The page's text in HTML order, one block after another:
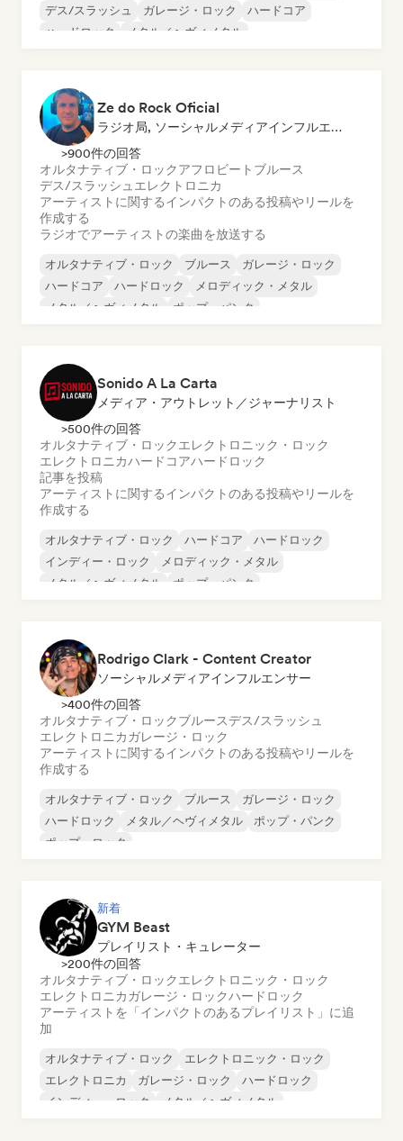
デス/スラッシュ
ガレージ・ロック
ハードコア
ハードロック
メタル／ヘヴィメタル
Ze do Rock Oficial
ラジオ局, ソーシャルメディアインフルエンサー
>900件の回答
オルタナティブ・ロックアフロビート ブルース
デス/スラッシュ エレクトロニカ
アーティストに関するインパクトのある投稿やリールを
作成する
ラジオでアーティストの楽曲を放送する
オルタナティブ・ロック ブルース
ガレージ・ロック
ハードコア
ハードロック
メロディック・メタル
メタル／ヘヴィメタル
ポップ・パンク
Sonido A La Carta
メディア・アウトレット／ジャーナリスト
>500件の回答
オルタナティブ・ロックエレクトロニック・ロック
エレクトロニカハードコアハードロック
記事を投稿
アーティストに関するインパクトのある投稿やリールを
作成する
オルタナティブ・ロック ハードコア
ハードロック
インディー・ロック
メロディック・メタル
メタル／ヘヴィメタル
ポップ・パンク
Rodrigo Clark - Content Creator
ソーシャルメディアインフルエンサー
>400件の回答
オルタナティブ・ロックブルースデス/スラッシュ
エレクトロニカガレージ・ロック
アーティストに関するインパクトのある投稿やリールを
作成する
オルタナティブ・ロック ブルース
ガレージ・ロック
ハードロック
メタル／ヘヴィメタル
ポップ・パンク
ポップ・ロック
新着
GYM Beast
プレイリスト・キュレーター
>200件の回答
オルタナティブ・ロックエレクトロニック・ロック
エレクトロニカガレージ・ロックハードロック
アーティストを「インパクトのあるプレイリスト」に追
加
オルタナティブ・ロック
エレクトロニック・ロック
エレクトロニカ
ガレージ・ロック
ハードロック
インディー・ロック
メタル／ヘヴィメタル